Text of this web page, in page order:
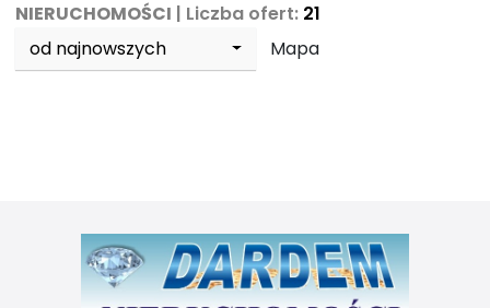
NIERUCHOMOŚCI | Liczba ofert: 21
od najnowszych
Mapa